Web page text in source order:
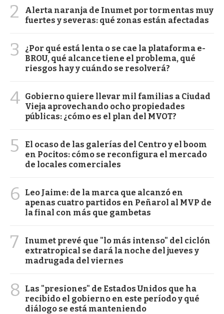
2
Alerta naranja de Inumet por tormentas muy
fuertes y severas: qué zonas están afectadas
3
¿Por qué está lenta o se cae la plataforma e-
BROU, qué alcance tiene el problema, qué
riesgos hay y cuándo se resolverá?
4 Gobierno quiere llevar mil familias a Ciudad
Vieja aprovechando ocho propiedades
públicas: ¿cómo es el plan del MVOT?
5
El ocaso de las galerías del Centro y el boom
en Pocitos: cómo se reconfigura el mercado
de locales comerciales
6
Leo Jaime: de la marca que alcanzó en
apenas cuatro partidos en Peñarol al MVP de
la final con más que gambetas
7
Inumet prevé que "lo más intenso" del ciclón
extratropical se dará la noche del jueves y
madrugada del viernes
8
Las "presiones" de Estados Unidos que ha
recibido el gobierno en este período y qué
diálogo se está manteniendo